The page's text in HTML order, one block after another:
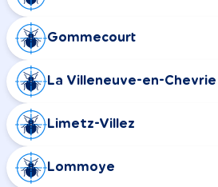
Gommecourt
La Villeneuve-en-Chevrie
Limetz-Villez
Lommoye